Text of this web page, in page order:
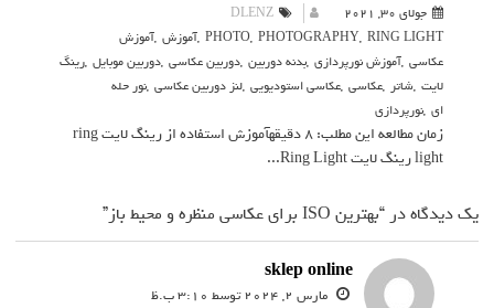
جولای 30, 2021
DLENZ
PHOTO, PHOTOGRAPHY, RING LIGHT
,آموزش ,آموزش
عکاسی ,آموزش نورپردازی ,بدنه دوربین ,دوربین عکاسی ,دوربین موبایل ,رینگ
لایت ,شاتر ,عکاسی ,عکاسی استودیویی ,لنز دوربین عکاسی ,نور حله
ای ,نورپردازی
زمان مطالعه این مطلب: 8 دقیقهآموزش استفاده از رینگ لایت ring
light رینگ لایت Ring Light...
یک دیدگاه در “بهترین ISO برای عکاسی منظره و محیط باز”
sklep online